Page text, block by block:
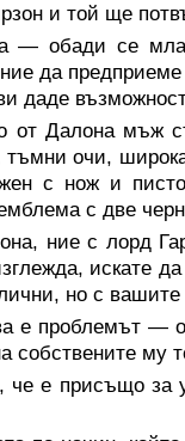
и той ще
— обади се
да
даде
от Далона мъж
очи,
с нож и
с две
ние с лорд
искате
но с
е проблемът —
собствените му
е присъщо за